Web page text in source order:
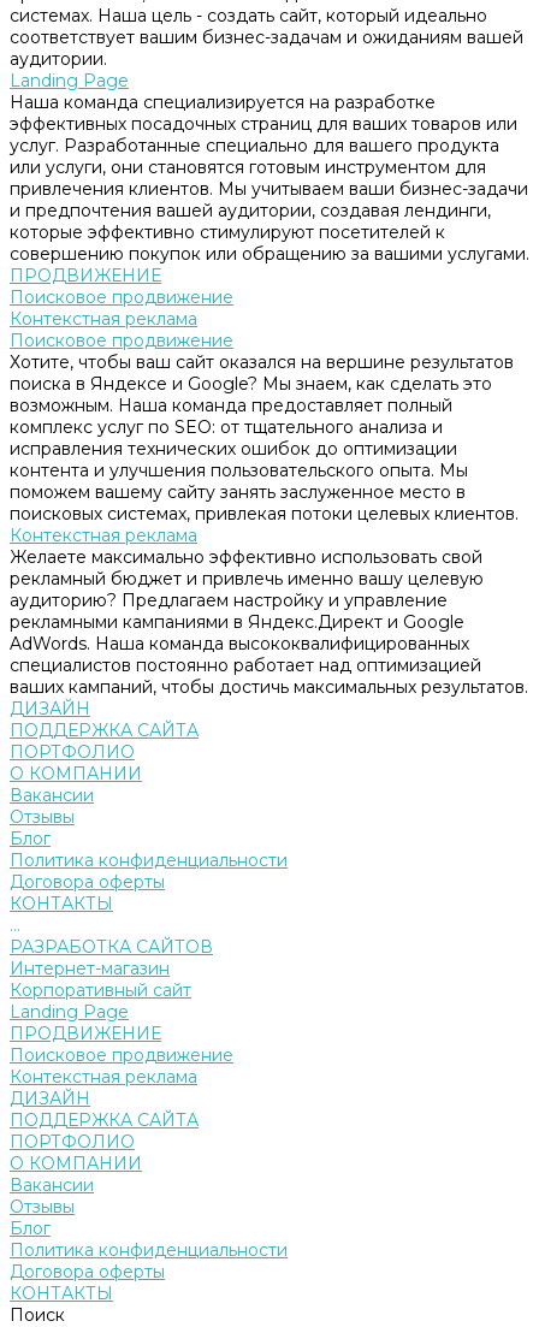
системах. Наша цель - создать сайт, который идеально
соответствует вашим бизнес-задачам и ожиданиям вашей
аудитории.
Landing Page
Наша команда специализируется на разработке
эффективных посадочных страниц для ваших товаров или
услуг. Разработанные специально для вашего продукта
или услуги, они становятся готовым инструментом для
привлечения клиентов. Мы учитываем ваши бизнес-задачи
и предпочтения вашей аудитории, создавая лендинги,
которые эффективно стимулируют посетителей к
совершению покупок или обращению за вашими услугами.
ПРОДВИЖЕНИЕ
Поисковое продвижение
Контекстная реклама
Поисковое продвижение
Хотите, чтобы ваш сайт оказался на вершине результатов
поиска в Яндексе и Google? Мы знаем, как сделать это
возможным. Наша команда предоставляет полный
комплекс услуг по SEO: от тщательного анализа и
исправления технических ошибок до оптимизации
контента и улучшения пользовательского опыта. Мы
поможем вашему сайту занять заслуженное место в
поисковых системах, привлекая потоки целевых клиентов.
Контекстная реклама
Желаете максимально эффективно использовать свой
рекламный бюджет и привлечь именно вашу целевую
аудиторию? Предлагаем настройку и управление
рекламными кампаниями в Яндекс.Директ и Google
AdWords. Наша команда высококвалифицированных
специалистов постоянно работает над оптимизацией
ваших кампаний, чтобы достичь максимальных результатов.
ДИЗАЙН
ПОДДЕРЖКА САЙТА
ПОРТФОЛИО
О КОМПАНИИ
Вакансии
Отзывы
Блог
Политика конфиденциальности
Договора оферты
КОНТАКТЫ
...
РАЗРАБОТКА САЙТОВ
Интернет-магазин
Корпоративный сайт
Landing Page
ПРОДВИЖЕНИЕ
Поисковое продвижение
Контекстная реклама
ДИЗАЙН
ПОДДЕРЖКА САЙТА
ПОРТФОЛИО
О КОМПАНИИ
Вакансии
Отзывы
Блог
Политика конфиденциальности
Договора оферты
КОНТАКТЫ
Поиск